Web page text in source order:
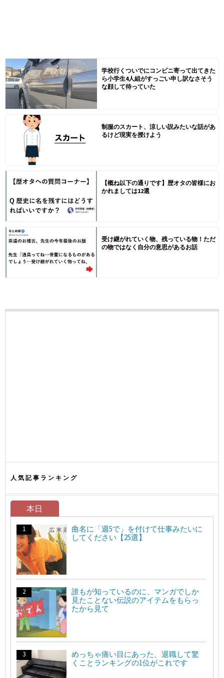
学校行くついでにコンビニ寄って出てきた
ら小学生4人組がすっごい申し訳なさそう
な顔して待っていた
制服のスカート、涼しい説みたいな話があ
るけど現実を授けよう
【概ね以下の通りです】歴オタの皆様にお
かれましては12選
受け継がれていく物、残っている物！ただ
の物ではなく自分の意思があるお話
人気記事ランキング
本日
曲名に「週5で」を付けて仕事みたいに
してください【25選】
誰もが知っているのに、マンガでしか
見たことない伝説のアイテムをもらっ
たから見て
めっちゃ痛い目にあった、退職して驚
くことランキングの1位がこれです